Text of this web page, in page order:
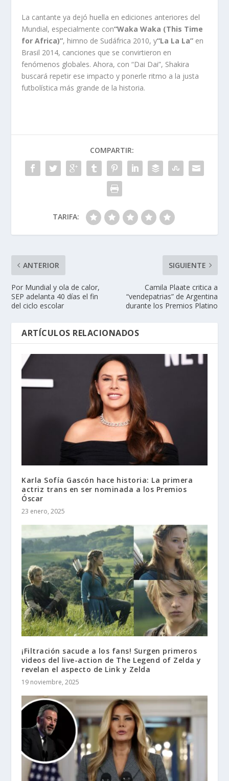
La cantante ya dejó huella en ediciones anteriores del
Mundial, especialmente con“Waka Waka (This Time
for Africa)”, himno de Sudáfrica 2010, y“La La La” en
Brasil 2014, canciones que se convirtieron en
fenómenos globales. Ahora, con “Dai Dai”, Shakira
buscará repetir ese impacto y ponerle ritmo a la justa
futbolística más grande de la historia.
COMPARTIR:
TARIFA:
ANTERIOR
Por Mundial y ola de calor,
SEP adelanta 40 días el fin
del ciclo escolar
SIGUIENTE
Camila Plaate critica a
“vendepatrias” de Argentina
durante los Premios Platino
ARTÍCULOS RELACIONADOS
Karla Sofía Gascón hace historia: La primera
actriz trans en ser nominada a los Premios
Óscar
23 enero, 2025
¡Filtración sacude a los fans! Surgen primeros
videos del live-action de The Legend of Zelda y
revelan el aspecto de Link y Zelda
19 noviembre, 2025